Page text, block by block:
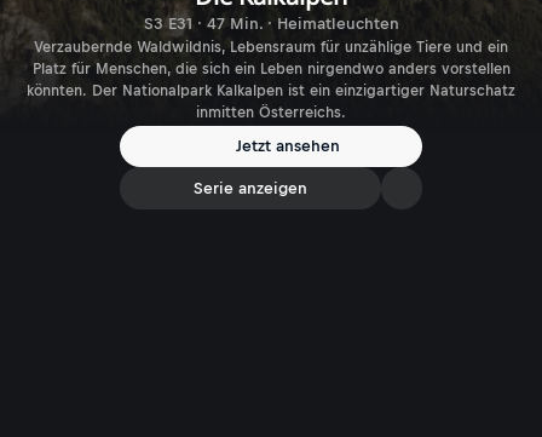
S3 E31 · 47 Min. · Heimatleuchten
Verzaubernde Waldwildnis, Lebensraum für unzählige Tiere und ein
Platz für Menschen, die sich ein Leben nirgendwo anders vorstellen
könnten. Der Nationalpark Kalkalpen ist ein einzigartiger Naturschatz
inmitten Österreichs.
Jetzt ansehen
Serie anzeigen